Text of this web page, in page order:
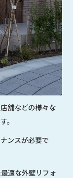
舗などの様々な
。
ンスが必要で
適な外壁リフォ